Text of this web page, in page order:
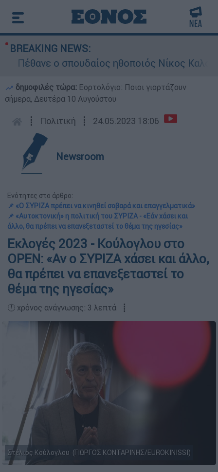
BREAKING NEWS:
ο σπουδαίος ηθοποιός Νίκος
δημοφιλές τώρα: Εορτολόγιο: Ποιοι γιορτάζουν
σήμερα, Δευτέρα 10 Αυγούστου
┋ Πολιτική ┋ 24.05.2023 18:06
Newsroom
Ενότητες στο άρθρο:
📌 «Ο ΣΥΡΙΖΑ πρέπει να κινηθεί σοβαρά και επαγγελματικά»
📌 «Αυτοκτονική» η πολιτική του ΣΥΡΙΖΑ - «Εάν χάσει και
άλλο, θα πρέπει να επανεξεταστεί το θέμα της ηγεσίας»
Εκλογές 2023 - Κούλογλου στο
OPEN: «Αν ο ΣΥΡΙΖΑ χάσει και άλλο,
θα πρέπει να επανεξεταστεί το
θέμα της ηγεσίας»
🕛 χρόνος ανάγνωσης: 3 λεπτά ┋
Στέλιος Κούλογλου (ΓΙΩΡΓΟΣ ΚΟΝΤΑΡΙΝΗΣ/EUROKINISSI)